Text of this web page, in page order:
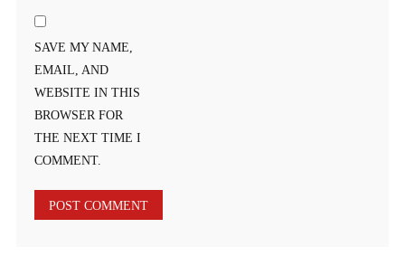
SAVE MY NAME,
EMAIL, AND
WEBSITE IN THIS
BROWSER FOR
THE NEXT TIME I
COMMENT.